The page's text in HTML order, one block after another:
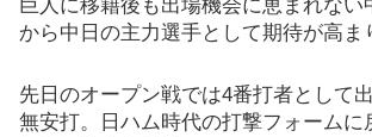
巨人に移籍後も出場機会に恵まれない
から中日の主力選手として期待が高
先日のオープン戦では4番打者として
無安打。日ハム時代の打撃フォームに